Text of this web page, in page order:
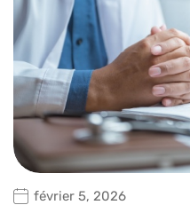
février 5, 2026